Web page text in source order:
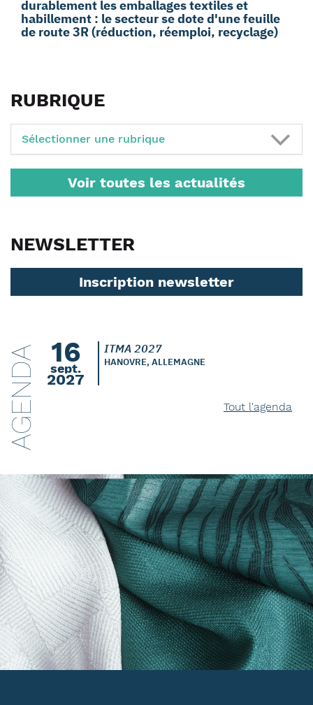
durablement les emballages textiles et
habillement : le secteur se dote d'une feuille
de route 3R (réduction, réemploi, recyclage)
RUBRIQUE
Sélectionner une rubrique
Voir toutes les actualités
NEWSLETTER
Inscription newsletter
AGENDA 16
sept.
2027
ITMA 2027
HANOVRE, ALLEMAGNE
Tout l'agenda